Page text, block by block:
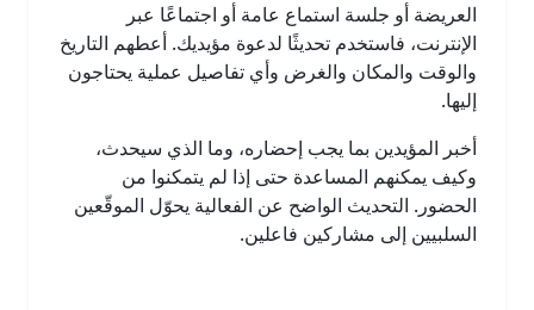
العريضة أو جلسة استماع عامة أو اجتماعًا عبر
الإنترنت، فاستخدم تحديثًا لدعوة مؤيديك. أعطهم التاريخ
والوقت والمكان والغرض وأي تفاصيل عملية يحتاجون
إليها.
أخبر المؤيدين بما يجب إحضاره، وما الذي سيحدث،
وكيف يمكنهم المساعدة حتى إذا لم يتمكنوا من
الحضور. التحديث الواضح عن الفعالية يحوّل الموقّعين
السلبيين إلى مشاركين فاعلين.